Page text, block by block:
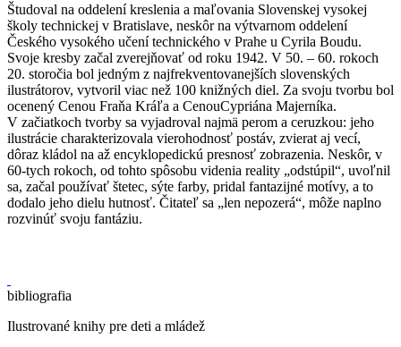
Študoval na oddelení kreslenia a maľovania Slovenskej vysokej
školy technickej v Bratislave, neskôr na výtvarnom oddelení
Českého vysokého učení technického v Prahe u Cyrila Boudu.
Svoje kresby začal zverejňovať od roku 1942. V 50. – 60. rokoch
20. storočia bol jedným z najfrekventovanejších slovenských
ilustrátorov, vytvoril viac než 100 knižných diel. Za svoju tvorbu bol
ocenený Cenou Fraňa Kráľa a CenouCypriána Majerníka.
V začiatkoch tvorby sa vyjadroval najmä perom a ceruzkou: jeho
ilustrácie charakterizovala vierohodnosť postáv, zvierat aj vecí,
dôraz kládol na až encyklopedickú presnosť zobrazenia. Neskôr, v
60-tych rokoch, od tohto spôsobu videnia reality „odstúpil“, uvoľnil
sa, začal používať štetec, sýte farby, pridal fantazijné motívy, a to
dodalo jeho dielu hutnosť. Čitateľ sa „len nepozerá“, môže naplno
rozvinúť svoju fantáziu.
bibliografia
Ilustrované knihy pre deti a mládež